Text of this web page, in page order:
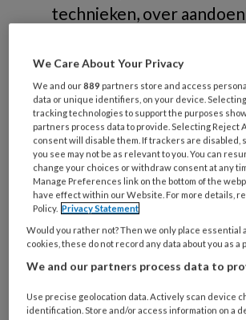
technieken, over
risicovoeten of
de zorg.
Onderwerpen
Risicovoeten
Diabetische voet
Oncologische voet
We Care About Your Privacy
We and our889 partners store and access
data or unique identifiers, on your device.
tracking technologies to support the purposes
partners process data to provide. Selecting Reject
consent will disable them. If trackers are disabled,
you see may not be as relevant to you. You can
change your choices or withdraw consent at any
Manage Preferences link on the bottom of the
have effect within our Website. For more details,
Policy. Privacy Statement
Would you rather not? Then we only place essential
cookies, these do not record any data about you as a
We and our partners process data to
Use precise geolocation data. Actively scan device
identification. Store and/or access information on a